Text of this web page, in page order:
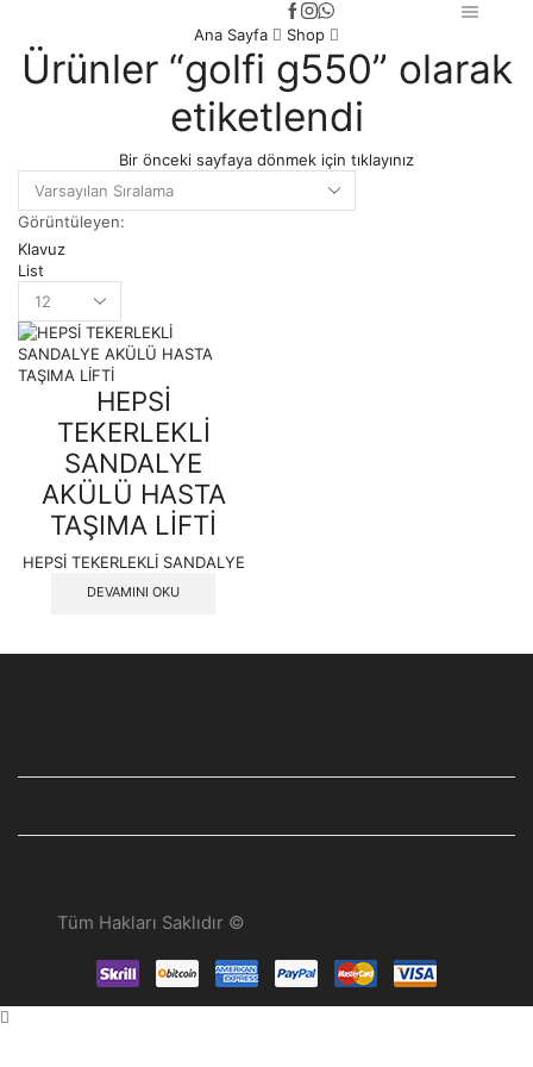
Ana Sayfa Shop
Ürünler “golfi g550” olarak
etiketlendi
Bir önceki sayfaya dönmek için tıklayınız
Görüntüleyen:
Klavuz
List
per
page
HEPSİ
TEKERLEKLİ
SANDALYE
AKÜLÜ HASTA
TAŞIMA LİFTİ
HEPSİ TEKERLEKLİ SANDALYE
DEVAMINI OKU
Tüm Hakları Saklıdır ©